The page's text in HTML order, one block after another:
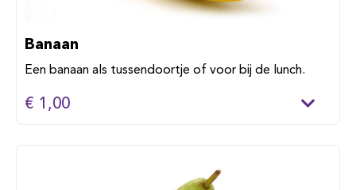
Banaan
Een banaan als tussendoortje of voor bij de lunch.
€ 1,00